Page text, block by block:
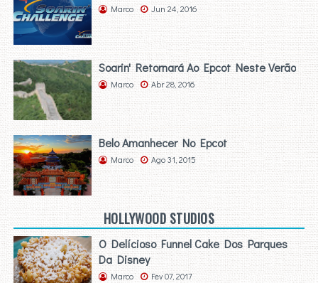
Marco Jun 24, 2016
Soarin' Retornará Ao Epcot Neste Verão
Marco Abr 28, 2016
Belo Amanhecer No Epcot
Marco Ago 31, 2015
HOLLYWOOD STUDIOS
O Delícioso Funnel Cake Dos Parques
Da Disney
Marco Fev 07, 2017